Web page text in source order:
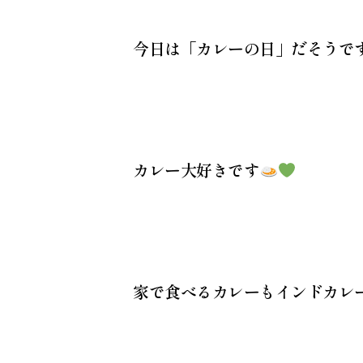
今日は「カレーの日」だそうで
カレー大好きです
家で食べるカレーもインドカレ